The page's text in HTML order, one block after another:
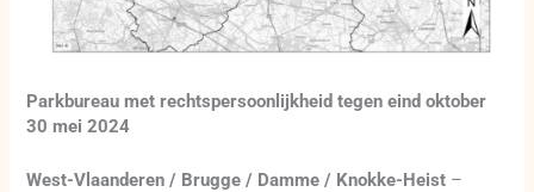
Parkbureau met rechtspersoonlijkheid tegen eind oktober
30 mei 2024
West-Vlaanderen / Brugge / Damme / Knokke-Heist –